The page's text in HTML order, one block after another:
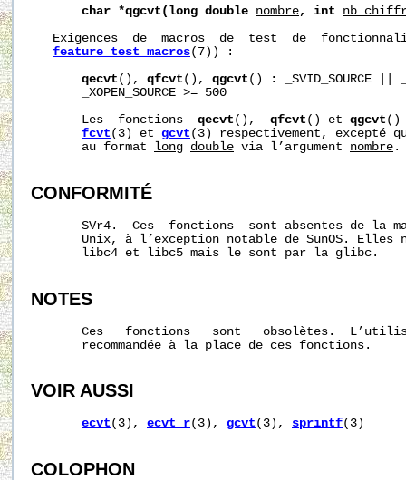
char *qgcvt(long double nombre, int
Exigences  de  macros  de  test  de
feature_test_macros(7)) :
qecvt (), qfcvt (), qgcvt () : _SVID_SOURCE ||
       _XOPEN_SOURCE >= 500
       Les  fonctions
qecvt (), qfcvt () et qgcvt ()
fcvt (3) et gcvt (3) respectivement, excepté
       au format
long double via l’argument nombre .
CONFORMITÉ
SVr4.  Ces  fonctions  sont absentes de la
Unix, à l’exception notable de SunOS. Elles
       libc4 et libc5 mais le sont par la glibc.
NOTES
Ces   fonctions   sont   obsolètes.
       recommandée à la place de ces fonctions.
VOIR AUSSI
ecvt (3), ecvt_r(3), gcvt (3), sprintf(3)
COLOPHON